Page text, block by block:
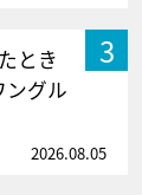
3
とき
ングル
2026.08.05